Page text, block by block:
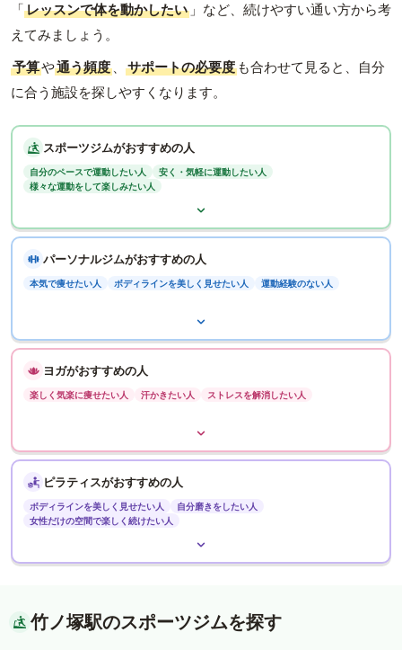
「レッスンで体を動かしたい 」など、続けやすい通い方から考
えてみましょう。
予算や通う頻度 、 サポートの必要度 も合わせて見ると、自分
に合う施設を探しやすくなります。
スポーツジムがおすすめの人
自分のペースで運動したい人
安く・気軽に運動したい人
様々な運動をして楽しみたい人
パーソナルジムがおすすめの人
本気で痩せたい人 ボディラインを美しく見せたい人 運動経験のない人
ヨガがおすすめの人
楽しく気楽に痩せたい人 汗かきたい人 ストレスを解消したい人
ピラティスがおすすめの人
ボディラインを美しく見せたい人
自分磨きをしたい人
女性だけの空間で楽しく続けたい人
竹ノ塚駅のスポーツジムを探す